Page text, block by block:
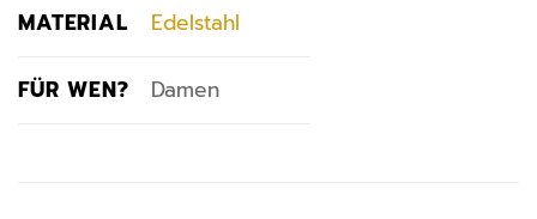
MATERIAL Edelstahl
FÜR WEN? Damen